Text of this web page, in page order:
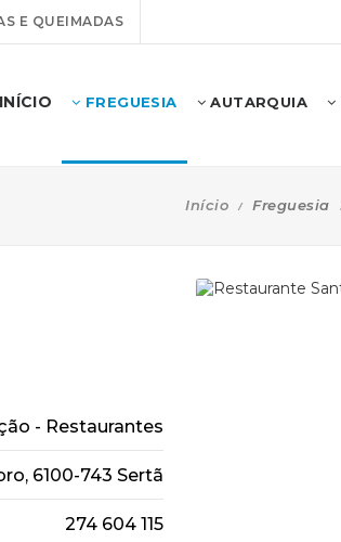
E QUEIMADAS
INÍCIO FREGUESIA AUTARQUIA
Início Freguesia
- Restaurantes
6100-743 Sertã
274 604 115